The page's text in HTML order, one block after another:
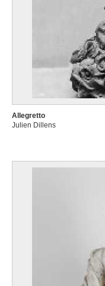
Allegretto
Julien Dillens